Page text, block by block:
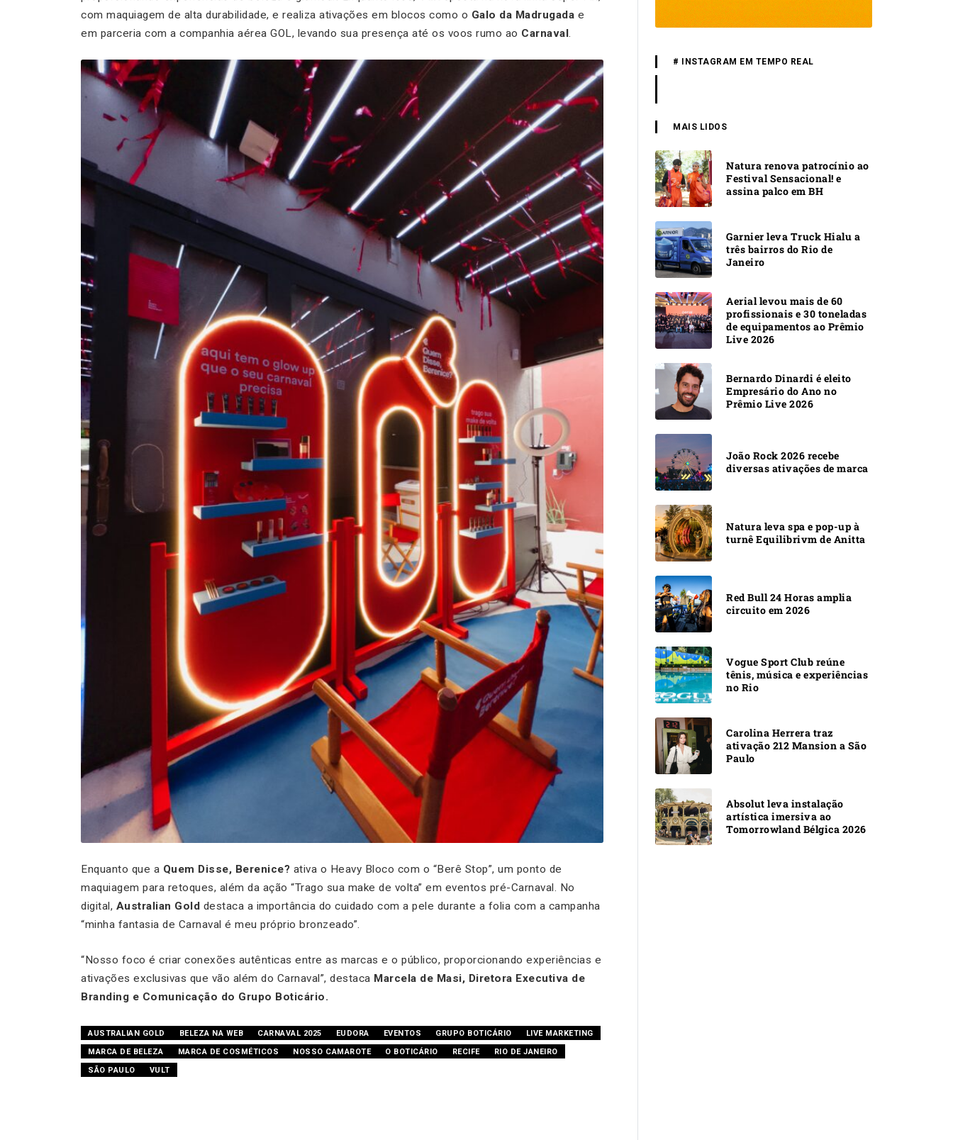
com maquiagem de alta durabilidade, e realiza ativações em blocos como o Galo da Madrugada e
em parceria com a companhia aérea GOL, levando sua presença até os voos rumo ao Carnaval.
Enquanto que a Quem Disse, Berenice? ativa o Heavy Bloco com o “Berê Stop”, um ponto de
maquiagem para retoques, além da ação “Trago sua make de volta” em eventos pré-Carnaval. No
digital, Australian Gold destaca a importância do cuidado com a pele durante a folia com a campanha
“minha fantasia de Carnaval é meu próprio bronzeado”.
“Nosso foco é criar conexões autênticas entre as marcas e o público, proporcionando experiências e
ativações exclusivas que vão além do Carnaval”, destaca Marcela de Masi, Diretora Executiva de
Branding e Comunicação do Grupo Boticário.
AUSTRALIAN GOLD BELEZA NA WEB CARNAVAL 2025 EUDORA EVENTOS GRUPO BOTICÁRIO
LIVE MARKETING
MARCA DE BELEZA
MARCA DE COSMÉTICOS NOSSO CAMAROTE O BOTICÁRIO RECIFE
RIO DE JANEIRO
SÃO PAULO
VULT
# INSTAGRAM EM TEMPO REAL
MAIS LIDOS
Natura renova patrocínio ao
Festival Sensacional! e
assina palco em BH
Garnier leva Truck Hialu a
três bairros do Rio de
Janeiro
Aerial levou mais de 60
profissionais e 30 toneladas
de equipamentos ao Prêmio
Live 2026
Bernardo Dinardi é eleito
Empresário do Ano no
Prêmio Live 2026
João Rock 2026 recebe
diversas ativações de marca
Natura leva spa e pop-up à
turnê Equilibrivm de Anitta
Red Bull 24 Horas amplia
circuito em 2026
Vogue Sport Club reúne
tênis, música e experiências
no Rio
Carolina Herrera traz
ativação 212 Mansion a São
Paulo
Absolut leva instalação
artística imersiva ao
Tomorrowland Bélgica 2026